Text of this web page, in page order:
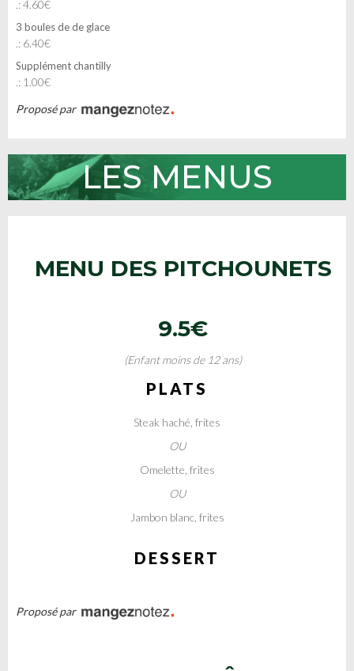
.: 4.60€
3 boules de de glace
.: 6.40€
Supplément chantilly
.: 1.00€
Proposé par
LES MENUS
MENU DES PITCHOUNETS
9.5€
(Enfant moins de 12 ans)
PLATS
Steak haché, frites
OU
Omelette, frites
OU
Jambon blanc, frites
DESSERT
Proposé par